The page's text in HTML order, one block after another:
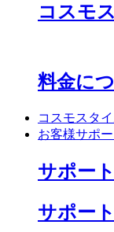
コスモ
料金に
コスモスタ
お客様サポー
サポー
サポー